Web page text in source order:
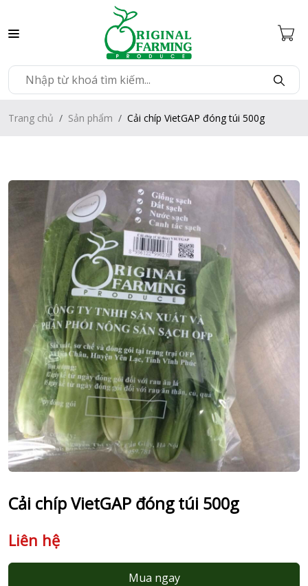
Trang chủ Sản phẩm Cải chíp VietGAP đóng túi 500g
Cải chíp VietGAP đóng túi 500g
Liên hệ
Mua ngay